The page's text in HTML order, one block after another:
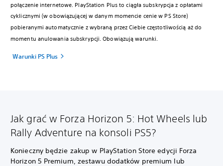
połączenie internetowe. PlayStation Plus to ciągła subskrypcja z opłatami
cyklicznymi (w obowiązującej w danym momencie cenie w PS Store)
pobieranymi automatycznie z wybraną przez Ciebie częstotliwością aż do
momentu anulowania subskrypcji. Obowiązują warunki.
Warunki PS Plus
Jak grać w Forza Horizon 5: Hot Wheels lub
Rally Adventure na konsoli PS5?
Konieczny będzie zakup w PlayStation Store edycji Forza
Horizon 5 Premium, zestawu dodatków premium lub